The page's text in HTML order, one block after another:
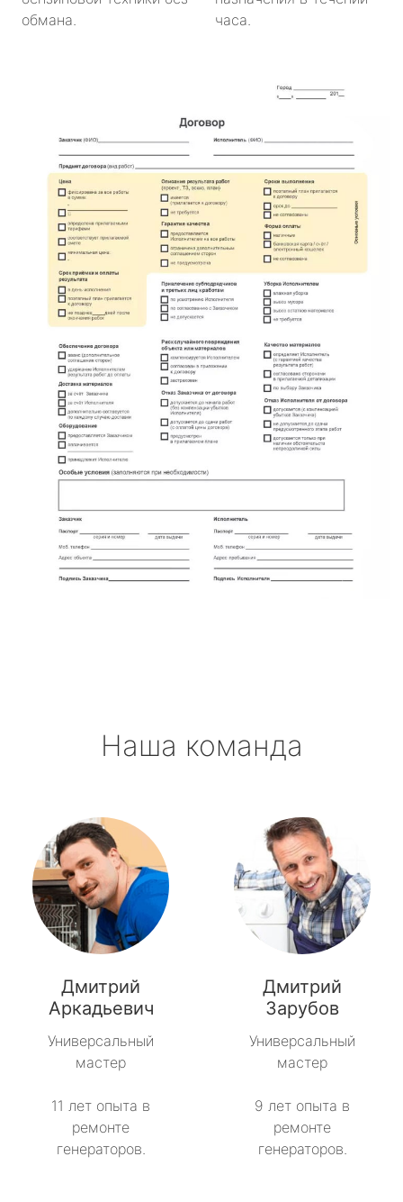
обмана.
часа.
Наша команда
Дмитрий
Аркадьевич
Универсальный
мастер
11 лет опыта в
ремонте
генераторов.
Дмитрий
Зарубов
Универсальный
мастер
9 лет опыта в
ремонте
генераторов.